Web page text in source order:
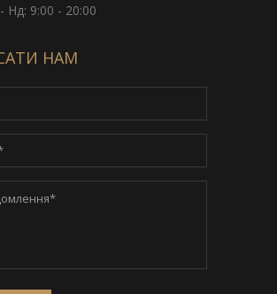
Нд: 9:00 - 20:00
НАМ